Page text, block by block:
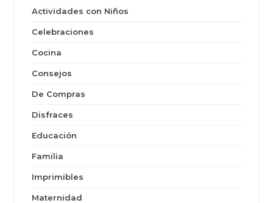
Actividades con Niños
Celebraciones
Cocina
Consejos
De Compras
Disfraces
Educación
Familia
Imprimibles
Maternidad